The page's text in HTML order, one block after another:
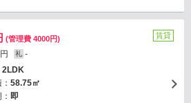
(管理費 4000円)
礼 -
2LDK
58.75㎡
即
賃貸